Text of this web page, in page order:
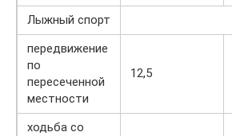
Лыжный спорт
передвижение
по
пересеченной
местности
12,5
ходьба со